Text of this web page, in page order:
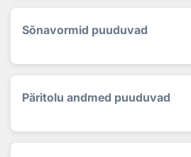
Sõnavormid puuduvad
Päritolu andmed puuduvad